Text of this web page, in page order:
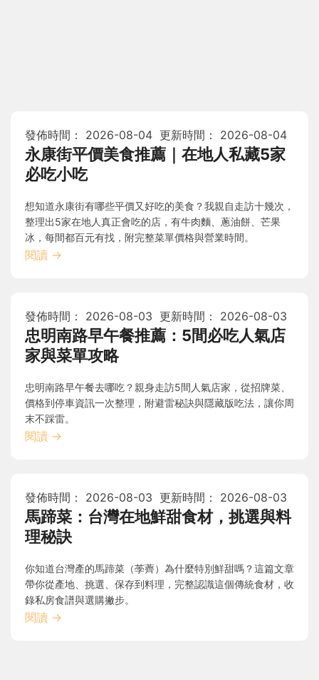
發佈時間： 2026-08-04 更新時間： 2026-08-04
永康街平價美食推薦｜在地人私藏5家
必吃小吃
想知道永康街有哪些平價又好吃的美食？我親自走訪十幾次，
整理出5家在地人真正會吃的店，有牛肉麵、蔥油餅、芒果
冰，每間都百元有找，附完整菜單價格與營業時間。
閱讀 →
發佈時間： 2026-08-03 更新時間： 2026-08-03
忠明南路早午餐推薦：5間必吃人氣店
家與菜單攻略
忠明南路早午餐去哪吃？親身走訪5間人氣店家，從招牌菜、
價格到停車資訊一次整理，附避雷秘訣與隱藏版吃法，讓你周
末不踩雷。
閱讀 →
發佈時間： 2026-08-03 更新時間： 2026-08-03
馬蹄菜：台灣在地鮮甜食材，挑選與料
理秘訣
你知道台灣產的馬蹄菜（荸薺）為什麼特別鮮甜嗎？這篇文章
帶你從產地、挑選、保存到料理，完整認識這個傳統食材，收
錄私房食譜與選購撇步。
閱讀 →